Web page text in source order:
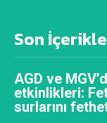
Son
AGD ve
etkinlikleri:
surlarını